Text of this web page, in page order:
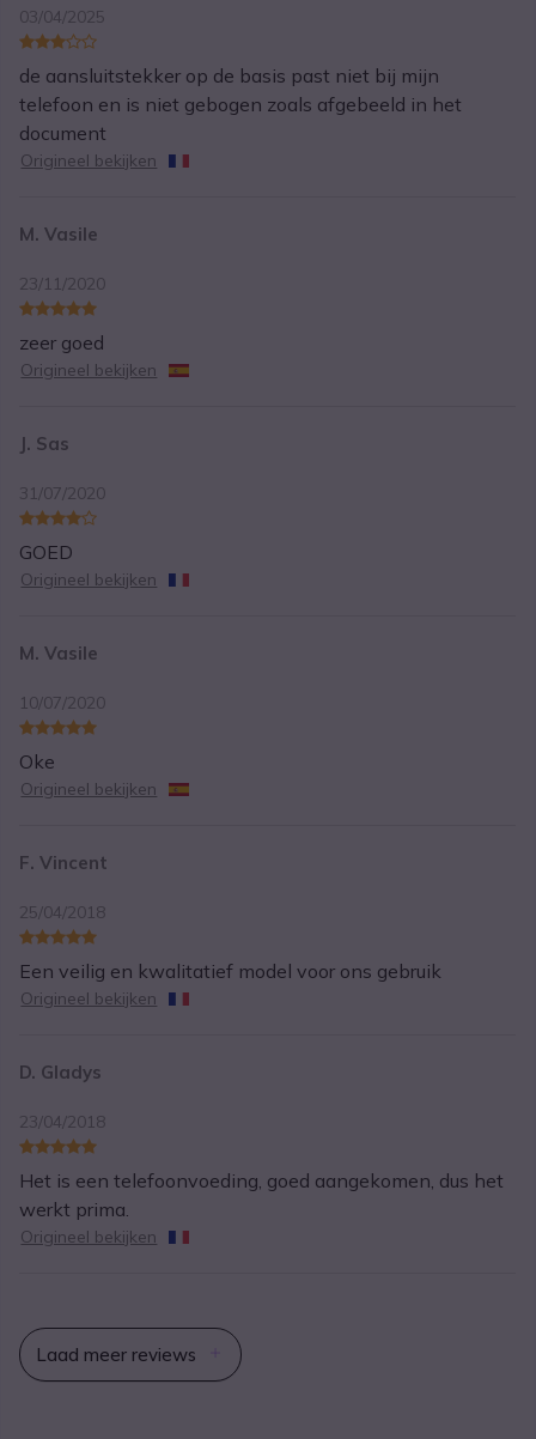
03/04/2025
de aansluitstekker op de basis past niet bij mijn
telefoon en is niet gebogen zoals afgebeeld in het
document
Origineel bekijken
M. Vasile
23/11/2020
zeer goed
Origineel bekijken
J. Sas
31/07/2020
GOED
Origineel bekijken
M. Vasile
10/07/2020
Oke
Origineel bekijken
F. Vincent
25/04/2018
Een veilig en kwalitatief model voor ons gebruik
Origineel bekijken
D. Gladys
23/04/2018
Het is een telefoonvoeding, goed aangekomen, dus het
werkt prima.
Origineel bekijken
Laad meer reviews